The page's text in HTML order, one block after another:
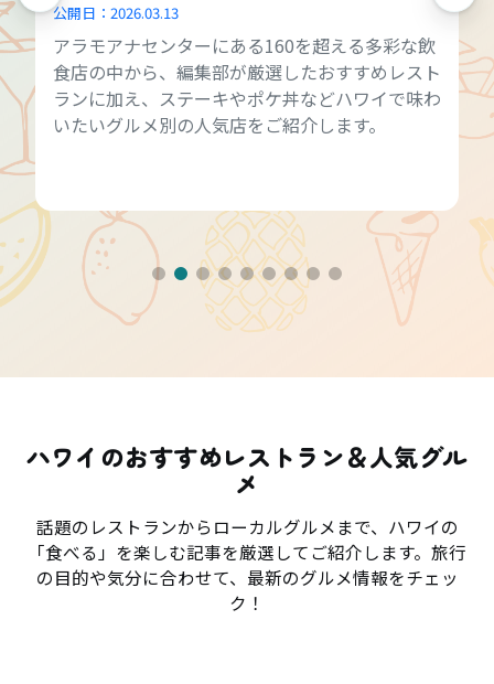
公開日： 2026.03.13
アラモアナセンターにある160を超える多彩な飲
食店の中から、編集部が厳選したおすすめレスト
ランに加え、ステーキやポケ丼などハワイで味わ
いたいグルメ別の人気店をご紹介します。
ハワイのおすすめレストラン＆人気グル
メ
話題のレストランからローカルグルメまで、ハワイの
「食べる」を楽しむ記事を厳選してご紹介します。旅行
の目的や気分に合わせて、最新のグルメ情報をチェッ
ク！